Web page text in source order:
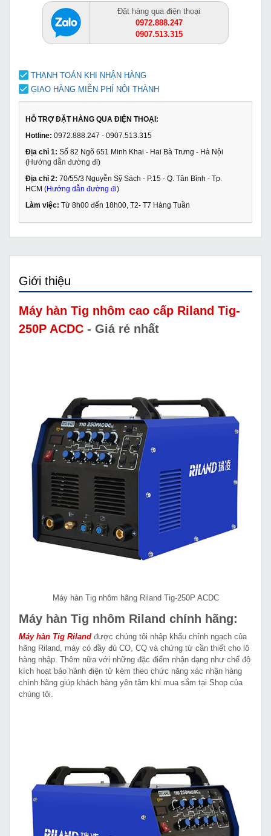
Đặt hàng qua điện thoại
0972.888.247
0907.513.315
THANH TOÁN KHI NHẬN HÀNG
GIAO HÀNG MIỄN PHÍ NỘI THÀNH
HỖ TRỢ ĐẶT HÀNG QUA ĐIỆN THOẠI:
Hotline: 0972.888.247 - 0907.513.315
Địa chỉ 1: Số 82 Ngõ 651 Minh Khai - Hai Bà Trưng - Hà Nội
(Hướng dẫn đường đi)
Địa chỉ 2: 70/55/3 Nguyễn Sỹ Sách - P.15 - Q. Tân Bình - Tp.
HCM (Hướng dẫn đường đi)
Làm việc: Từ 8h00 đến 18h00, T2- T7 Hàng Tuần
Giới thiệu
Máy hàn Tig nhôm cao cấp Riland Tig-
250P ACDC - Giá rẻ nhất
Máy hàn Tig nhôm hãng Riland Tig-250P ACDC
Máy hàn Tig nhôm Riland chính hãng:
Máy hàn Tig Riland được chúng tôi nhập khẩu chính ngạch của
hãng Riland, máy có đầy đủ CO, CQ và chứng từ cần thiết cho lô
hàng nhập. Thêm nữa với những đặc điểm nhận dạng như chế độ
kích hoạt bảo hành điện tử kèm theo chức năng xác nhận hàng
chính hãng giúp khách hàng yên tâm khi mua sắm tại Shop của
chúng tôi.